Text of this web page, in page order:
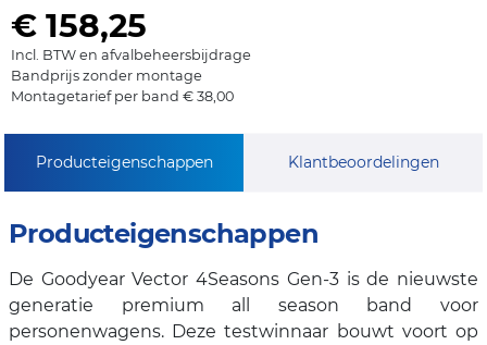
€ 158,25
Incl. BTW en afvalbeheersbijdrage
Bandprijs zonder montage
Montagetarief per band € 38,00
Producteigenschappen Klantbeoordelingen
Producteigenschappen
De Goodyear Vector 4Seasons Gen-3 is de nieuwste
generatie premium all season band voor
personenwagens. Deze testwinnaar bouwt voort op